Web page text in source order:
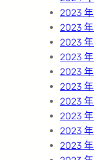
2023 年
2023 年
2023 年
2023 年
2023 年
2023 年
2023 年
2023 年
2023 年
2023 年